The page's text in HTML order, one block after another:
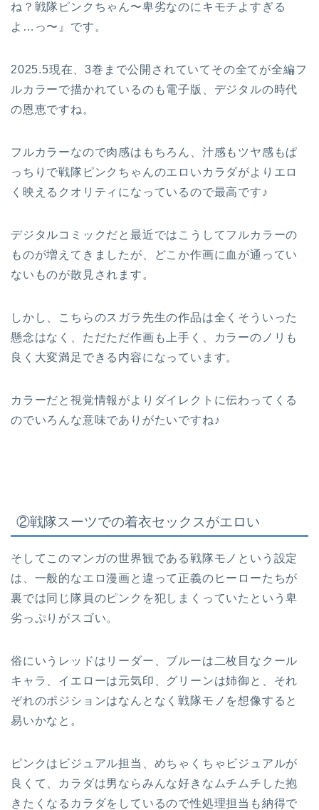
ね？戦隊ピンクちゃん〜卑劣なのにキモチよすぎる
よ…っ〜』です。
2025.5現在、3巻まで公開されていてその全てが全編フ
ルカラーで描かれているのも電子版、デジタルの時代
の恩恵ですね。
フルカラーなので肉感はもちろん、汁感もツヤ感もぱ
っちりで戦隊ピンクちゃんのエロいカラダがよりエロ
く映えるクオリティになっているので最高です♪
デジタルコミックだと最近ではこうしてフルカラーの
ものが増えてきましたが、どこか作画に血が通ってい
ないものが散見されます。
しかし、こちらのスガラ先生の作品は全くそういった
懸念はなく、ただただ作画も上手く、カラーのノリも
良く大変満足できる内容になっています。
カラーだと視覚情報がよりダイレクトに伝わってくる
のでいろんな意味でありがたいですね♪
②戦隊スーツでの着衣セックスがエロい
そしてこのマンガの世界観である戦隊モノという設定
は、一般的なエロ漫画と違って正義のヒーローたちが
裏では同じ隊員のピンクを犯しまくっていたという卑
劣っぷりがスゴい。
俗にいうレッドはリーダー、ブルーは二枚目なクール
キャラ、イエローは元気印、グリーンは姉御と、それ
ぞれのポジションはなんとなく戦隊モノを想像すると
易いかなと。
ピンクはビジュアル担当、めちゃくちゃビジュアルが
良くて、カラダは男ならみんな好きなムチムチした抱
きたくなるカラダをしているので性処理担当も納得で